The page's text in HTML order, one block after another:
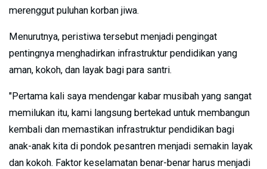
merenggut puluhan korban jiwa.
Menurutnya, peristiwa tersebut menjadi pengingat
pentingnya menghadirkan infrastruktur pendidikan yang
aman, kokoh, dan layak bagi para santri.
"Pertama kali saya mendengar kabar musibah yang sangat
memilukan itu, kami langsung bertekad untuk membangun
kembali dan memastikan infrastruktur pendidikan bagi
anak-anak kita di pondok pesantren menjadi semakin layak
dan kokoh. Faktor keselamatan benar-benar harus menjadi